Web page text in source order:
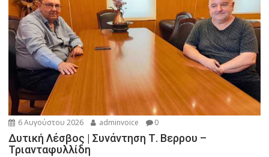
6 Αυγούστου 2026 adminvoice 0
Δυτική Λέσβος | Συνάντηση Τ. Βερρου –
Τριανταφυλλίδη